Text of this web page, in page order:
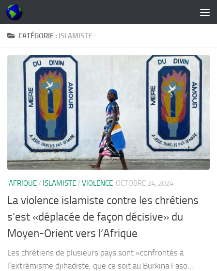
Skip to content
CATÉGORIE : ISLAMISTE
’AFRIQUE / ISLAMISTE /VIOLENCE OCTOBRE 24, 2024
La violence islamiste contre les chrétiens
s’est «déplacée de façon décisive» du
Moyen-Orient vers l’Afrique
Les chrétiens de plusieurs pays sont «confrontés à
l’extrémisme djihadiste, que ce soit au Burkina Faso...